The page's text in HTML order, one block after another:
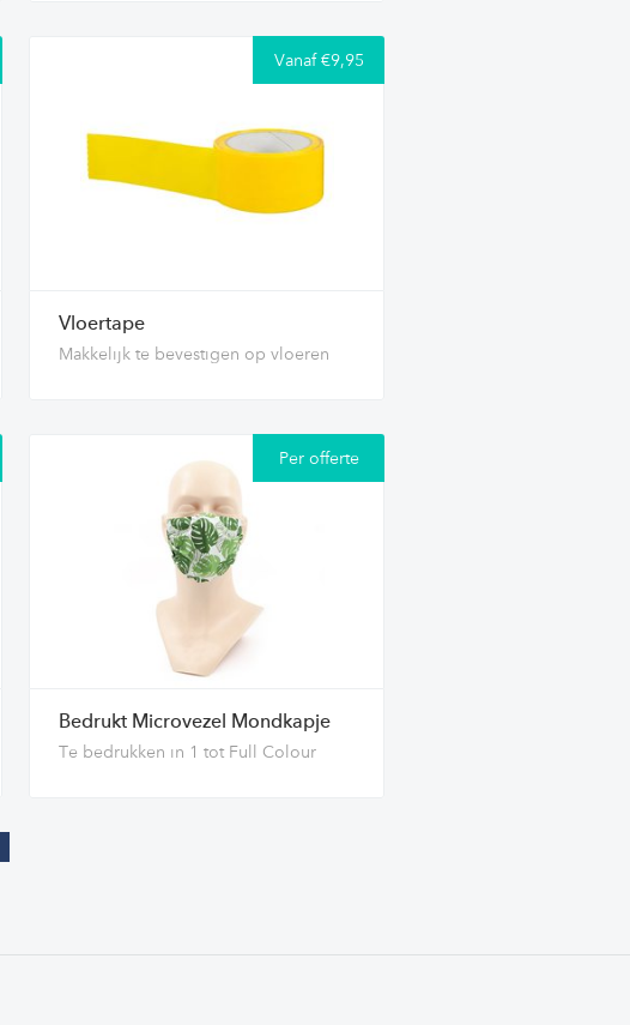
Vanaf €9,95
Vloertape
Makkelijk te bevestigen op vloeren
Per offerte
Bedrukt Microvezel Mondkapje
Te bedrukken in 1 tot Full Colour